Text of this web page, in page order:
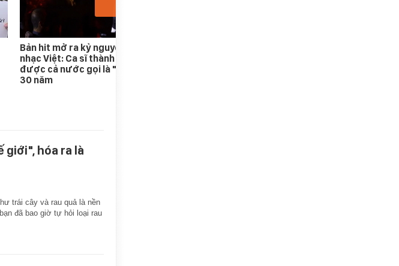
Bản hit mở ra kỷ nguyên mới của
nhạc Việt: Ca sĩ thành hiện tượng
được cả nước gọi là "Anh Hai" gần
30 năm
giới", hóa ra là
trái cây và rau quả là nền
đã bao giờ tự hỏi loại rau